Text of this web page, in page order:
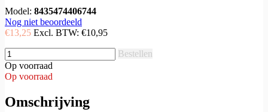
Model: 8435474406744
Nog niet beoordeeld
€13,25 Excl. BTW: €10,95
Bestellen
Op voorraad
Op voorraad
Omschrijving